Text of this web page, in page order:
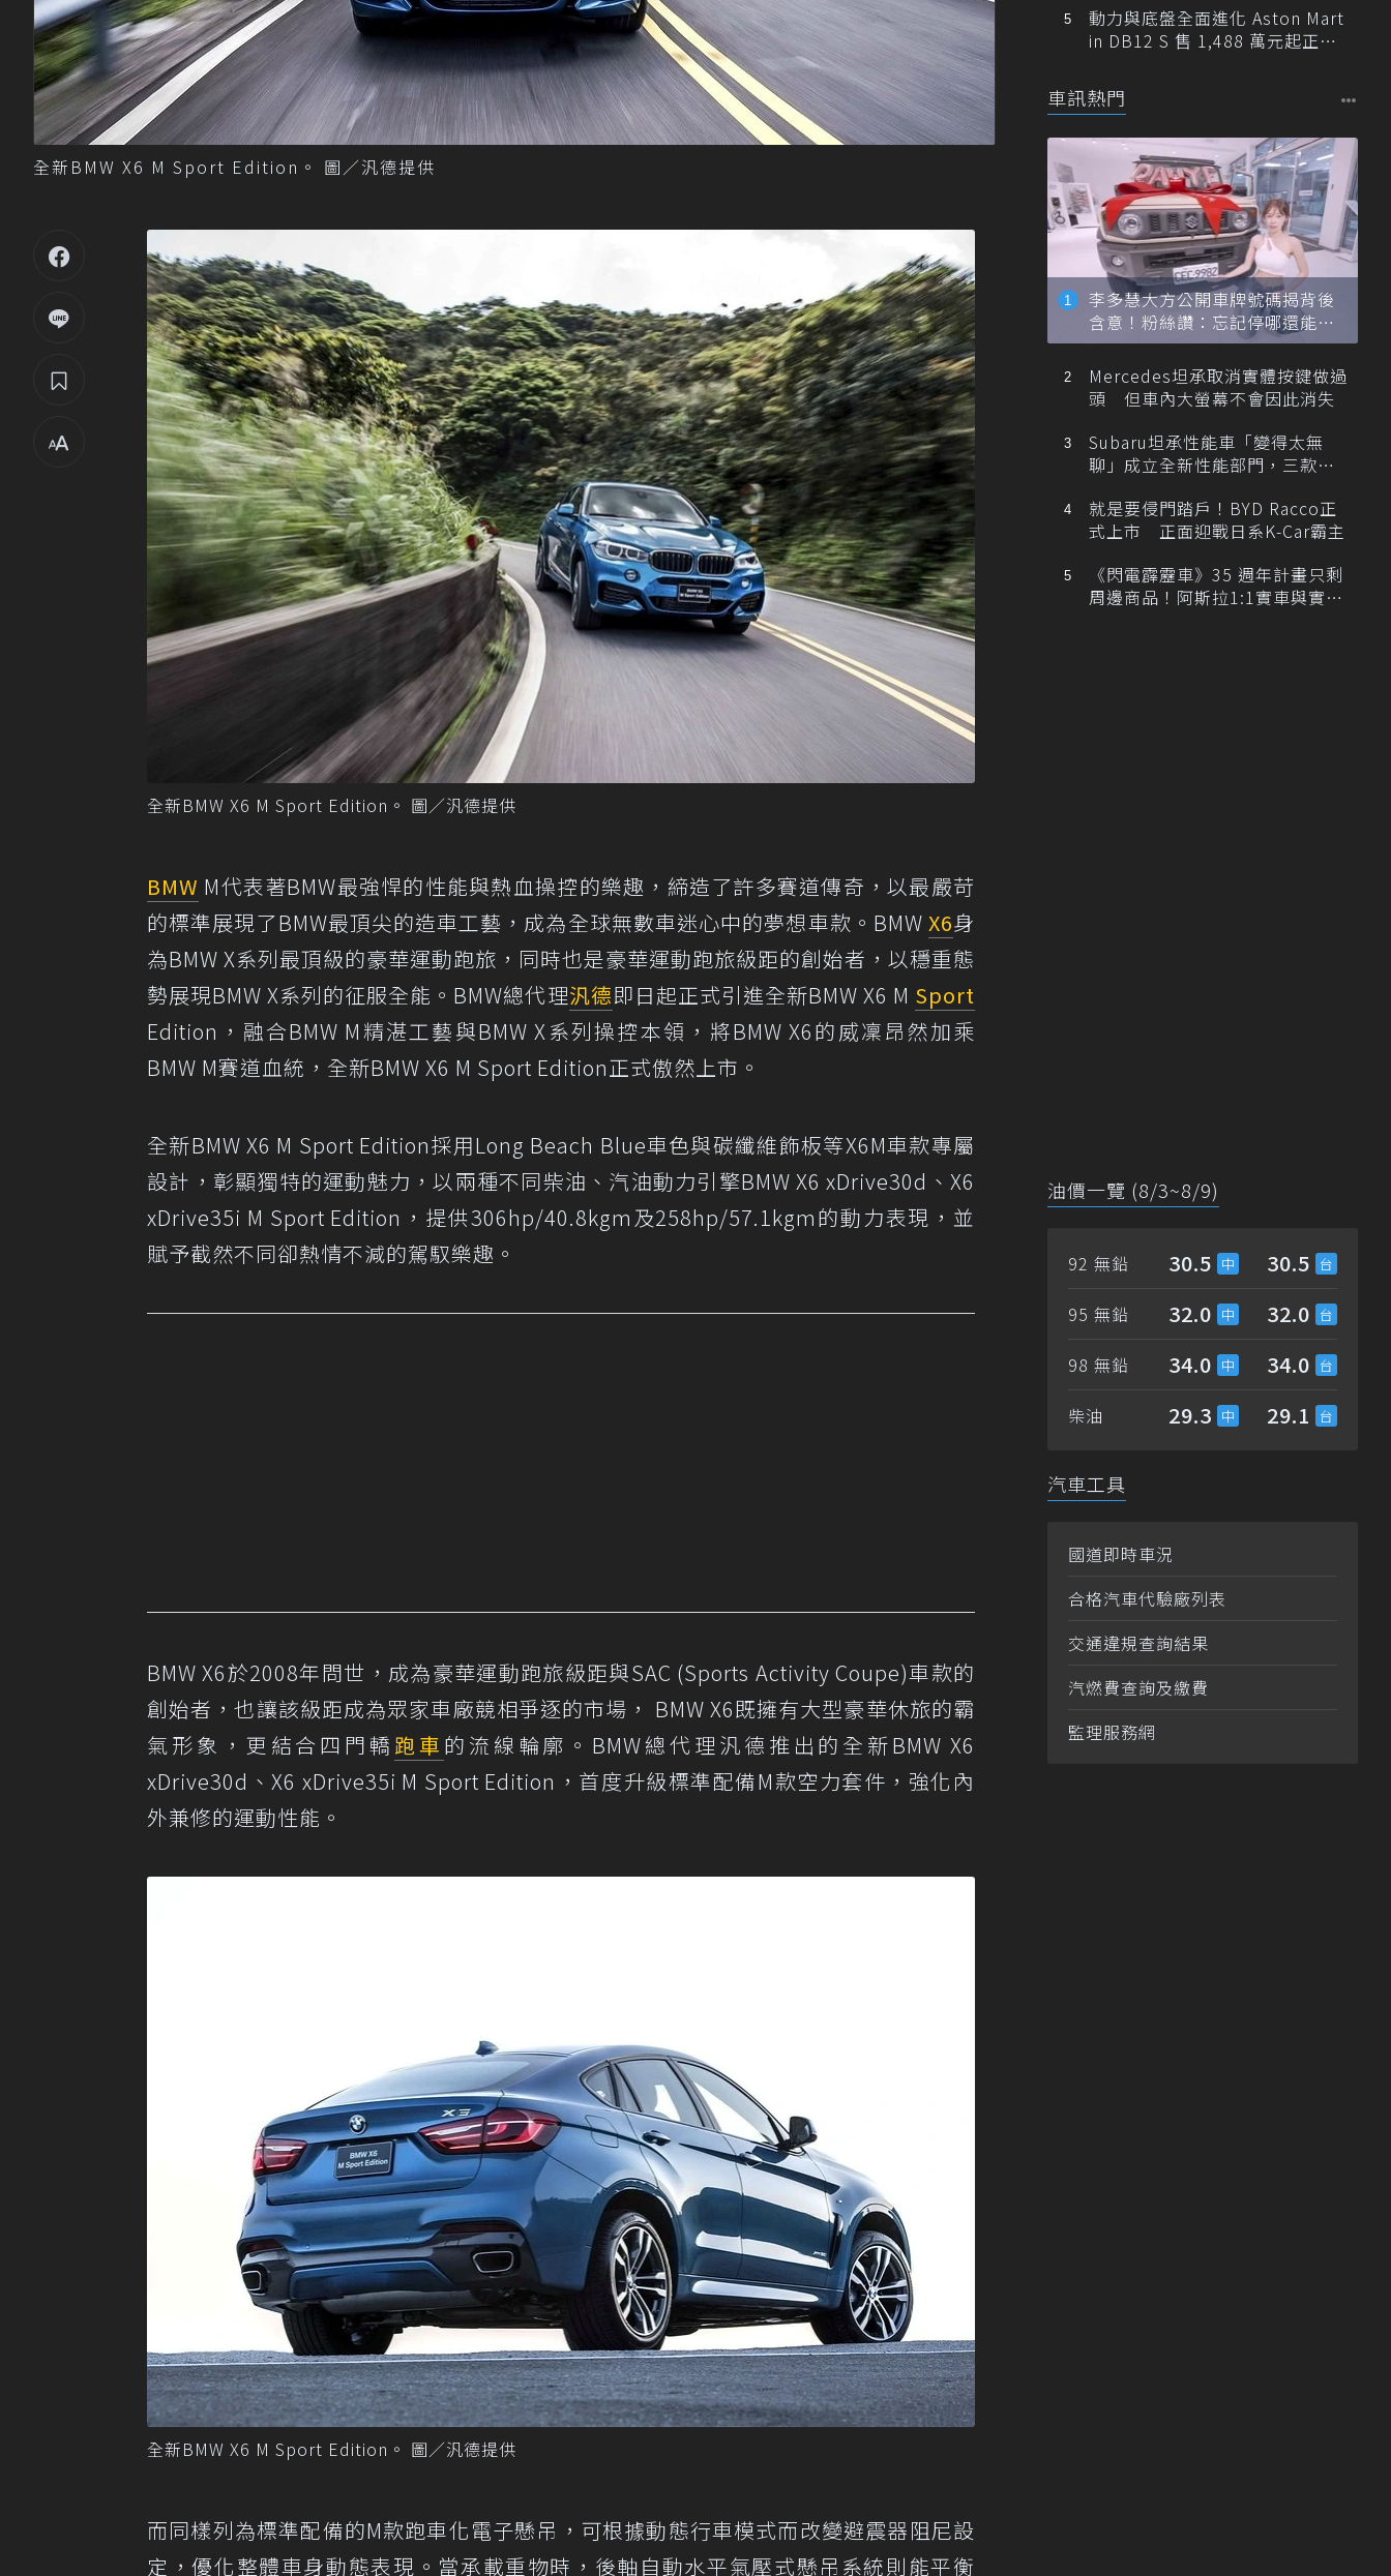
全新BMW X6 M Sport Edition。 圖／汎德提供
全新BMW X6 M Sport Edition。 圖／汎德提供
BMW M代表著BMW最強悍的性能與熱血操控的樂趣，締造了許多賽道傳奇，以最嚴苛
的標準展現了BMW最頂尖的造車工藝，成為全球無數車迷心中的夢想車款。BMW X6身
為BMW X系列最頂級的豪華運動跑旅，同時也是豪華運動跑旅級距的創始者，以穩重態
勢展現BMW X系列的征服全能。BMW總代理汎德即日起正式引進全新BMW X6 M Sport
Edition，融合BMW M精湛工藝與BMW X系列操控本領，將BMW X6的威凜昂然加乘
BMW M賽道血統，全新BMW X6 M Sport Edition正式傲然上市。
全新BMW X6 M Sport Edition採用Long Beach Blue車色與碳纖維飾板等X6M車款專屬
設計，彰顯獨特的運動魅力，以兩種不同柴油、汽油動力引擎BMW X6 xDrive30d、X6
xDrive35i M Sport Edition，提供306hp/40.8kgm及258hp/57.1kgm的動力表現，並
賦予截然不同卻熱情不減的駕馭樂趣。
BMW X6於2008年問世，成為豪華運動跑旅級距與SAC (Sports Activity Coupe)車款的
創始者，也讓該級距成為眾家車廠競相爭逐的市場， BMW X6既擁有大型豪華休旅的霸
氣形象，更結合四門轎 跑車 的流線輪廓。BMW總代理汎德推出的全新BMW X6
xDrive30d、X6 xDrive35i M Sport Edition，首度升級標準配備M款空力套件，強化內
外兼修的運動性能。
全新BMW X6 M Sport Edition。 圖／汎德提供
而同樣列為標準配備的M款跑車化電子懸吊，可根據動態行車模式而改變避震器阻尼設
定，優化整體車身動態表現。當承載重物時，後軸自動水平氣壓式懸吊系統則能平衡
動力與底盤全面進化 Aston Mart
in DB12 S 售 1,488 萬元起正式
車訊熱門
李多慧大方公開車牌號碼揭背後
含意！粉絲讚：忘記停哪還能幫
忙找車
Mercedes坦承取消實體按鍵做過
頭 但車內大螢幕不會因此消失
Subaru坦承性能車「變得太無
聊」成立全新性能部門，三款手
就是要侵門踏戶！BYD Racco正
式上市 正面迎戰日系K-Car霸主
《閃電霹靂車》35 週年計畫只剩
周邊商品！阿斯拉1:1實車與實體
油價一覽 (8/3~8/9)
92 無鉛 30.5 30.5
95 無鉛 32.0 32.0
98 無鉛 34.0 34.0
柴油 29.3 29.1
汽車工具
國道即時車況
合格汽車代驗廠列表
交通違規查詢結果
汽燃費查詢及繳費
監理服務網